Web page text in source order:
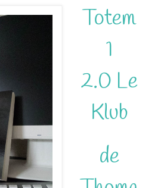
Totem
1
2.0 Le
Klub
de